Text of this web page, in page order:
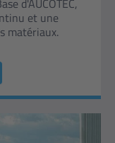
d'AUCOTEC,
et une
matériaux.